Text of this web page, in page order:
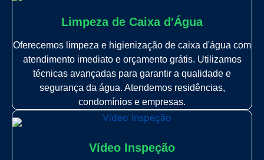
Limpeza de Caixa d'Água
Oferecemos limpeza e higienização de caixa d'água com
atendimento imediato e orçamento grátis. Utilizamos
técnicas avançadas para garantir a qualidade e
segurança da água. Atendemos residências,
condomínios e empresas.
Vídeo Inspeção